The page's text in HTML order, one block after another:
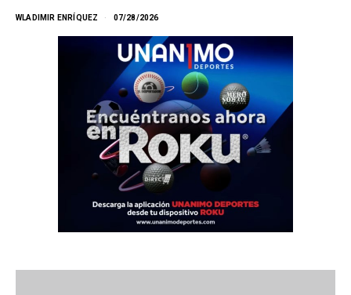
WLADIMIR ENRÍQUEZ 07/28/2026